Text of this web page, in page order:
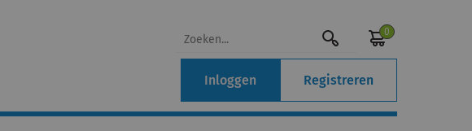
0
Inloggen Registreren